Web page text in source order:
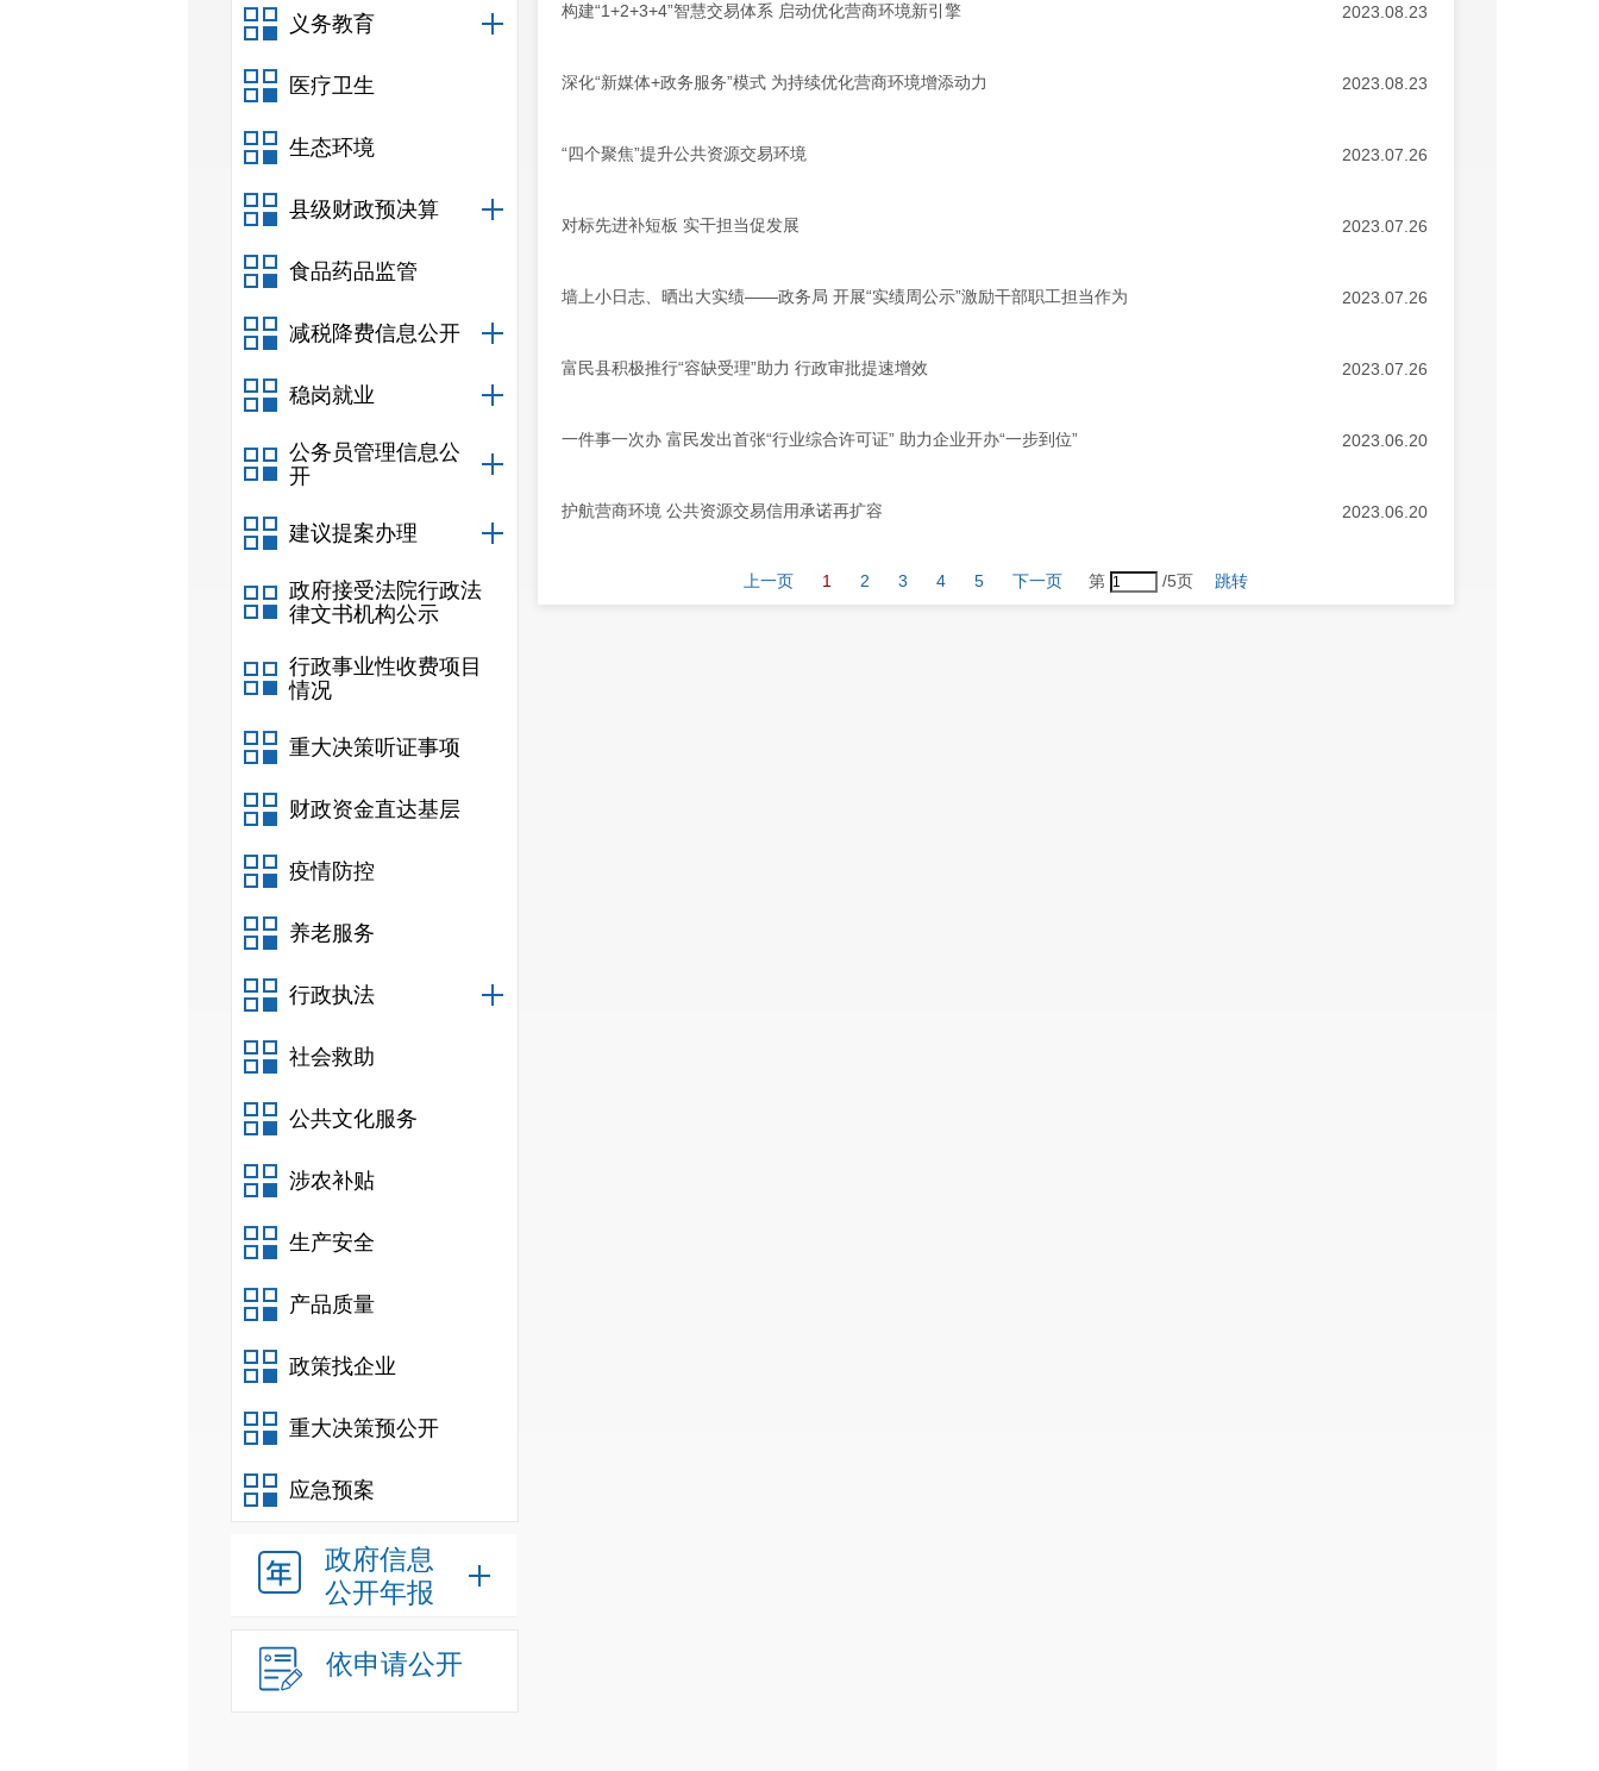
义务教育
医疗卫生
生态环境
县级财政预决算
食品药品监管
减税降费信息公开
稳岗就业
公务员管理信息公
开
建议提案办理
政府接受法院行政法
律文书机构公示
行政事业性收费项目
情况
重大决策听证事项
财政资金直达基层
疫情防控
养老服务
行政执法
社会救助
公共文化服务
涉农补贴
生产安全
产品质量
政策找企业
重大决策预公开
应急预案
政府信息
公开年报
依申请公开
构建“1+2+3+4”智慧交易体系 启动优化营商环境新引擎 2023.08.23
深化“新媒体+政务服务”模式 为持续优化营商环境增添动力 2023.08.23
“四个聚焦”提升公共资源交易环境 2023.07.26
对标先进补短板 实干担当促发展 2023.07.26
墙上小日志、晒出大实绩——政务局 开展“实绩周公示”激励干部职工担当作为 2023.07.26
富民县积极推行“容缺受理”助力 行政审批提速增效 2023.07.26
一件事一次办 富民发出首张“行业综合许可证” 助力企业开办“一步到位” 2023.06.20
护航营商环境 公共资源交易信用承诺再扩容 2023.06.20
上一页 1 2 3 4 5 下一页 第 /5页 跳转